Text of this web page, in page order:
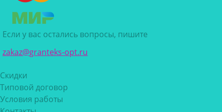
Если у вас остались вопросы, пишите
zakaz@granteks-opt.ru
Скидки
Типовой договор
Условия работы